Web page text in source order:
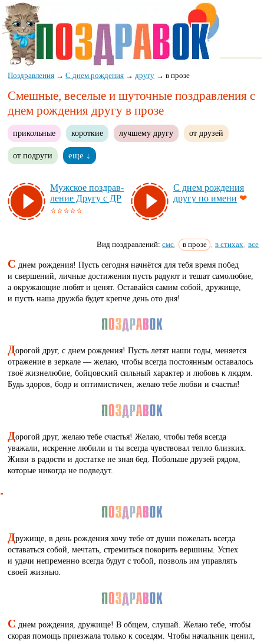
Поздравления →С днем рождения → другу →в прозе
Смешные, веселые и шуточные поздравления с
днем рождения другу в прозе
прикольные короткие лучшему другу от друзей
от подруги еще ↓
Муж­ское поз­драв­
ле­ние Дру­гу с ДР
⭐⭐⭐⭐⭐
С днем рож­де­ния
дру­гу по име­ни ❤
Вид поздравлений:смс в прозе , в стихах все
С днем рождения! Пусть сегодня начнётся для тебя время побед
и свершений, личные достижения пусть радуют и тешат самолюбие,
а окружающие любят и ценят. Оставайся самим собой, дружище,
и пусть наша дружба будет крепче день ото дня!
Дорогой друг, с днем рождения! Пусть летят наши годы, меняется
отражение в зеркале — желаю, чтобы всегда постоянным оставалось
твоё жизнелюбие, бойцовский сильный характер и любовь к людям.
Будь здоров, бодр и оптимистичен, желаю тебе любви и счастья!
Дорогой друг, желаю тебе счастья! Желаю, чтобы тебя всегда
уважали, искренне любили и ты всегда чувствовал тепло близких.
Живи в радости и достатке не зная бед. Побольше друзей рядом,
которые никогда не подведут.
Дружище, в день рождения хочу тебе от души пожелать всегда
оставаться собой, мечтать, стремиться покорить вершины. Успех
и удачи непременно всегда будут с тобой, позволь им управлять
своей жизнью.
С днем рождения, дружище! В общем, слушай. Желаю тебе, чтобы
скорая помощь приезжала только к соседям. Чтобы начальник ценил,